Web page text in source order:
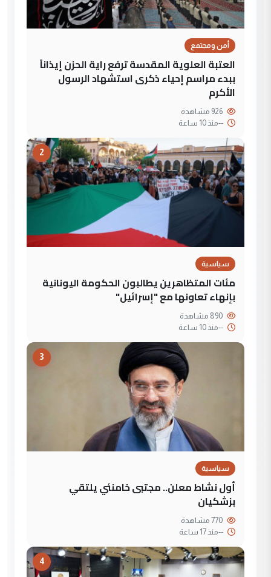
أمن ومجتمع
العتبة العلوية المقدسة ترفع راية الحزن إيذاناً
ببدء مراسم إحياء ذكرى استشهاد الرسول
الأكرم
--منذ 10 ساعة
2
سياسية
مئات المتظاهرين يطالبون الحكومة اليونانية
بإنهاء تعاونها مع "إسرائيل"
--منذ 10 ساعة
3
سياسية
أول نشاط معلن.. مجتبى خامنئي يلتقي
بزشكيان
--منذ 17 ساعة
4